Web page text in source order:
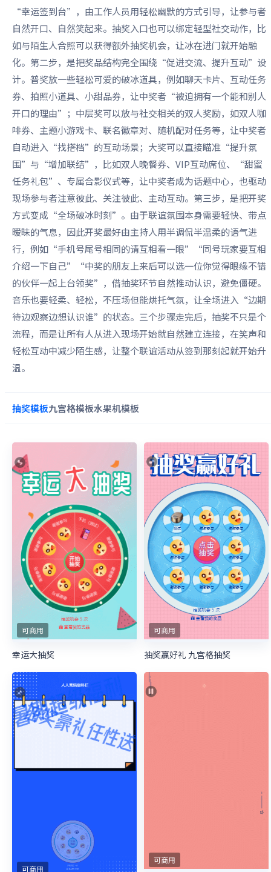
“幸运签到台”，由工作人员用轻松幽默的方式引导，让参与者
自然开口、自然笑起来。抽奖入口也可以绑定轻型社交动作，比
如与陌生人合照可以获得额外抽奖机会，让冰在进门就开始融
化。第二步，是把奖品结构完全围绕“促进交流、提升互动”设
计。普奖放一些轻松可爱的破冰道具，例如聊天卡片、互动任务
券、拍照小道具、小甜品券，让中奖者“被迫拥有一个能和别人
开口的理由”；中层奖可以放与社交相关的双人奖励，如双人咖
啡券、主题小游戏卡、联名徽章对、随机配对任务等，让中奖者
自动进入“找搭档”的互动场景；大奖可以直接瞄准“提升氛
围”与“增加联结”，比如双人晚餐券、VIP互动席位、“甜蜜
任务礼包”、专属合影仪式等，让中奖者成为话题中心，也驱动
现场参与者注意彼此、关注彼此、主动互动。第三步，是把开奖
方式变成“全场破冰时刻”。由于联谊氛围本身需要轻快、带点
暧昧的气息，因此开奖最好由主持人用半调侃半温柔的语气进
行，例如“手机号尾号相同的请互相看一眼”“同号玩家要互相
介绍一下自己”“中奖的朋友上来后可以选一位你觉得眼缘不错
的伙伴一起上台领奖”，借抽奖环节自然推动认识，避免僵硬。
音乐也要轻柔、轻松，不压场但能烘托气氛，让全场进入“边期
待边观察边想认识谁”的状态。三个步骤走完后，抽奖不只是个
流程，而是让所有人从进入现场开始就自然建立连接，在笑声和
轻松互动中减少陌生感，让整个联谊活动从签到那刻起就开始升
温。
抽奖模板九宫格模板水果机模板
可商用
幸运大抽奖
可商用
抽奖赢好礼 九宫格抽奖
可商用
可商用